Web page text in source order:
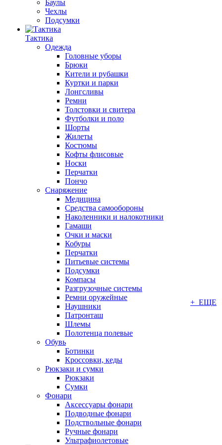
Баулы
Чехлы
Подсумки
Тактика
Одежда
Головные уборы
Брюки
Кители и рубашки
Куртки и парки
Лонгсливы
Ремни
Толстовки и свитера
Футболки и поло
Шорты
Жилеты
Костюмы
Кофты флисовые
Носки
Перчатки
Пончо
Снаряжение
Медицина
Средства самообороны
Наколенники и налокотники
Гамаши
Очки и маски
Кобуры
Перчатки
Питьевые системы
Подсумки
Компасы
Разгрузочные системы
Ремни оружейные
Наушники
Патронташ
Шлемы
Полотенца полевые
Обувь
Ботинки
Кроссовки, кеды
Рюкзаки и сумки
Рюкзаки
Сумки
Фонари
Аксессуары фонари
Подводные фонари
Подствольные фонари
Ручные фонари
Ультрафиолетовые
+ ЕЩЕ